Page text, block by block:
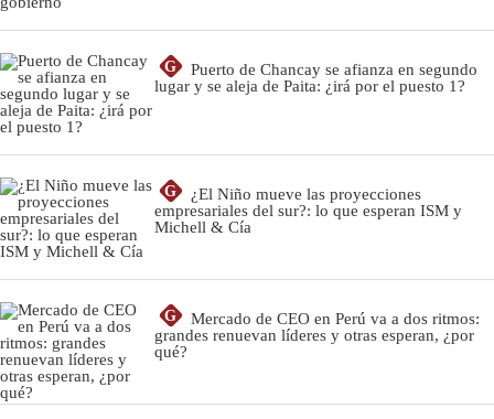
G
Puerto de Chancay se afianza en segundo
lugar y se aleja de Paita: ¿irá por el puesto 1?
G
¿El Niño mueve las proyecciones
empresariales del sur?: lo que esperan ISM y
Michell & Cía
G
Mercado de CEO en Perú va a dos ritmos:
grandes renuevan líderes y otras esperan, ¿por
qué?